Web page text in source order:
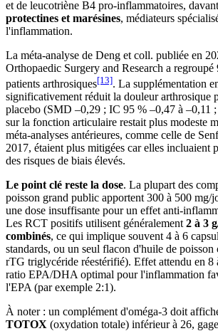
et de leucotriène B4 pro-inflammatoires,
protectines et marésines, médiateurs
l'inflammation.
La méta-analyse de Deng et coll. publiée en
Orthopaedic Surgery and Research a
patients arthrosiques[13]. La supplémentation
significativement réduit la douleur arthrosique
placebo (SMD –0,29 ; IC 95 % –0,47 à –0,11
sur la fonction articulaire restait plus modeste
méta-analyses antérieures, comme celle de
2017, étaient plus mitigées car elles incluaient
des risques de biais élevés.
Le point clé reste la dose. La plupart des
poisson grand public apportent 300 à 500
une dose insuffisante pour un effet anti-
Les RCT positifs utilisent généralement 2 à 3
combinés, ce qui implique souvent 4 à 6
standards, ou un seul flacon d'huile de poisson
rTG triglycéride réestérifié). Effet attendu en 8
ratio EPA/DHA optimal pour l'inflammation
l'EPA (par exemple 2:1).
À noter : un complément d'oméga-3 doit
TOTOX (oxydation totale) inférieur à 26,